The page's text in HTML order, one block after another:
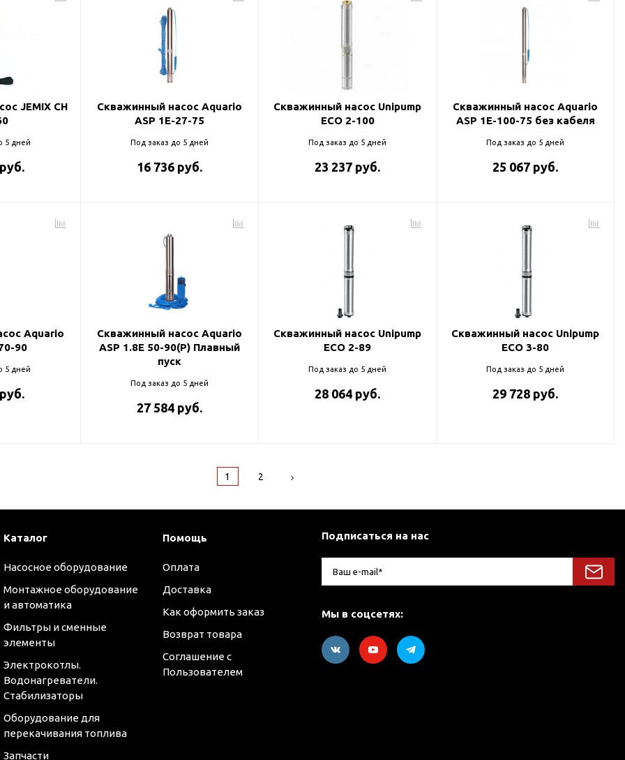
JEMIX CH
5 дней
Скважинный насос Aquario
ASP 1E-27-75
Под заказ до 5 дней
16 736 руб.
Скважинный насос Unipump
ECO 2-100
Под заказ до 5 дней
23 237 руб.
Скважинный насос Aquario
ASP 1E-100-75 без кабеля
Под заказ до 5 дней
25 067 руб.
Aquario
90
5 дней
Скважинный насос Aquario
ASP 1.8Е 50-90(P) Плавный
пуск
Под заказ до 5 дней
27 584 руб.
Скважинный насос Unipump
ECO 2-89
Под заказ до 5 дней
28 064 руб.
Скважинный насос Unipump
ECO 3-80
Под заказ до 5 дней
29 728 руб.
1 2
Каталог
Насосное оборудование
Монтажное оборудование
и автоматика
Фильтры и сменные
элементы
Электрокотлы.
Водонагреватели.
Стабилизаторы
Оборудование для
перекачивания топлива
Запчасти
Помощь
Оплата
Доставка
Как оформить заказ
Возврат товара
Соглашение с
Пользователем
Подписаться на нас
Мы в соцсетях: